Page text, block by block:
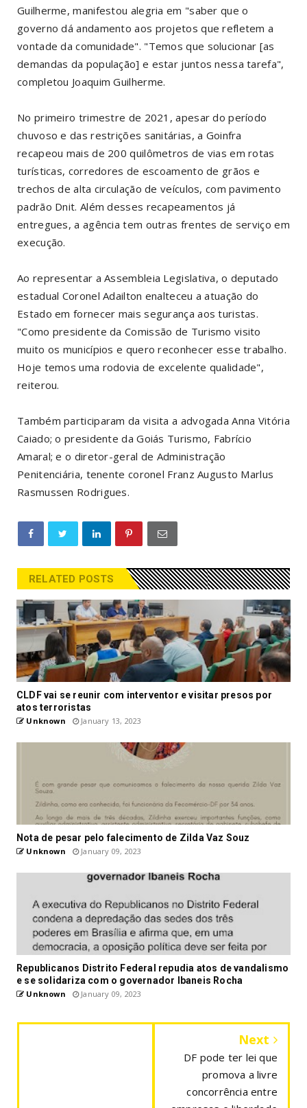
Guilherme, manifestou alegria em "saber que o
governo dá andamento aos projetos que refletem a
vontade da comunidade". "Temos que solucionar [as
demandas da população] e estar juntos nessa tarefa",
completou Joaquim Guilherme.
No primeiro trimestre de 2021, apesar do período
chuvoso e das restrições sanitárias, a Goinfra
recapeou mais de 200 quilômetros de vias em rotas
turísticas, corredores de escoamento de grãos e
trechos de alta circulação de veículos, com pavimento
padrão Dnit. Além desses recapeamentos já
entregues, a agência tem outras frentes de serviço em
execução.
Ao representar a Assembleia Legislativa, o deputado
estadual Coronel Adailton enalteceu a atuação do
Estado em fornecer mais segurança aos turistas.
"Como presidente da Comissão de Turismo visito
muito os municípios e quero reconhecer esse trabalho.
Hoje temos uma rodovia de excelente qualidade",
reiterou.
Também participaram da visita a advogada Anna Vitória
Caiado; o presidente da Goiás Turismo, Fabrício
Amaral; e o diretor-geral de Administração
Penitenciária, tenente coronel Franz Augusto Marlus
Rasmussen Rodrigues.
RELATED POSTS
CLDF vai se reunir com interventor e visitar presos por
atos terroristas
Unknown January 13, 2023
Nota de pesar pelo falecimento de Zilda Vaz Souz
Unknown January 09, 2023
Republicanos Distrito Federal repudia atos de vandalismo
e se solidariza com o governador Ibaneis Rocha
Unknown January 09, 2023
Next
DF pode ter lei que
promova a livre
concorrência entre